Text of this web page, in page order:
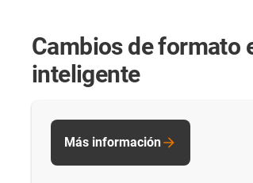
Cambios de formato
inteligente
Más información